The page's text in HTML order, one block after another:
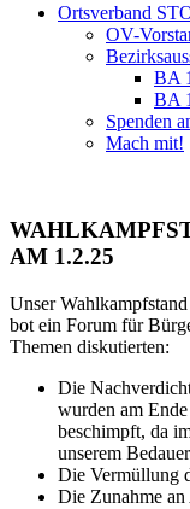
Ortsverband
OV-
BA
BA
Spenden
Mach mit!
AM 1.2.25
Unser
bot ein Forum für
Themen diskutierten:
Die
wurden am
beschimpft, da
unserem
Die Vermüllung
Die Zunahme